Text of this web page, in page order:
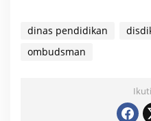
dinas pendidikan
ombudsman